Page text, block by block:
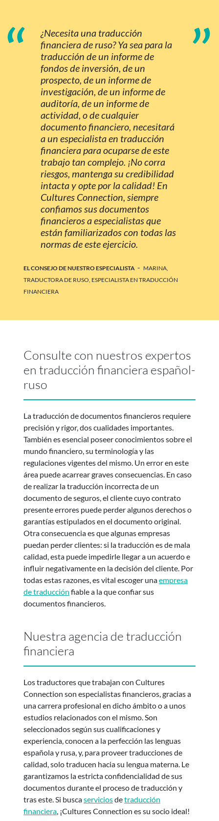
“
¿Necesita una traducción
financiera de ruso? Ya sea para la
traducción de un informe de
fondos de inversión, de un
prospecto, de un informe de
investigación, de un informe de
auditoría, de un informe de
actividad, o de cualquier
documento financiero, necesitará
a un especialista en traducción
financiera para ocuparse de este
trabajo tan complejo. ¡No corra
riesgos, mantenga su credibilidad
intacta y opte por la calidad! En
Cultures Connection, siempre
confiamos sus documentos
financieros a especialistas que
están familiarizados con todas las
normas de este ejercicio.
”
EL CONSEJO DE NUESTRO ESPECIALISTA - MARINA,
TRADUCTORA DE RUSO, ESPECIALISTA EN TRADUCCIÓN
FINANCIERA
Consulte con nuestros expertos
en traducción financiera español-
ruso
La traducción de documentos financieros requiere
precisión y rigor, dos cualidades importantes.
También es esencial poseer conocimientos sobre el
mundo financiero, su terminología y las
regulaciones vigentes del mismo. Un error en este
área puede acarrear graves consecuencias. En caso
de realizar la traducción incorrecta de un
documento de seguros, el cliente cuyo contrato
presente errores puede perder algunos derechos o
garantías estipulados en el documento original.
Otra consecuencia es que algunas empresas
puedan perder clientes: si la traducción es de mala
calidad, esta puede impedirle llegar a un acuerdo e
influir negativamente en la decisión del cliente. Por
todas estas razones, es vital escoger unaempresa
de traducción fiable a la que confiar sus
documentos financieros.
Nuestra agencia de traducción
financiera
Los traductores que trabajan con Cultures
Connection son especialistas financieros, gracias a
una carrera profesional en dicho ámbito o a unos
estudios relacionados con el mismo. Son
seleccionados según sus cualificaciones y
experiencia, conocen a la perfección las lenguas
española y rusa, y, para proveer traducciones de
calidad, solo traducen hacia su lengua materna. Le
garantizamos la estricta confidencialidad de sus
documentos durante el proceso de traducción y
tras este. Si buscaserviciosdetraducción
financiera, ¡Cultures Connection es su socio ideal!